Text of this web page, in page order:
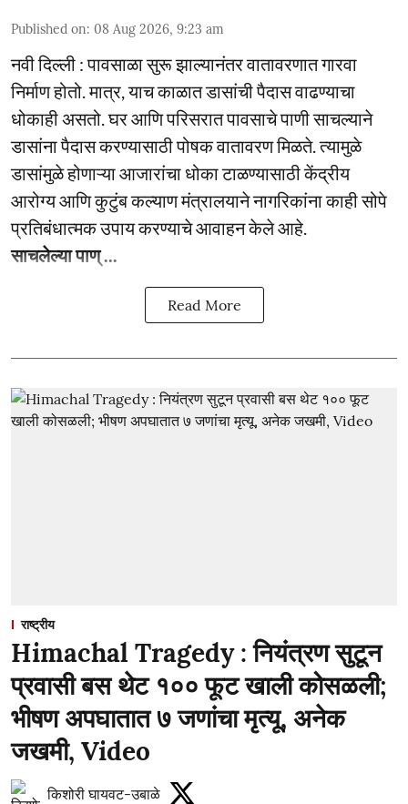
Published on: 08 Aug 2026, 9:23 am
नवी दिल्ली : पावसाळा सुरू झाल्यानंतर वातावरणात गारवा
निर्माण होतो. मात्र, याच काळात डासांची पैदास वाढण्याचा
धोकाही असतो. घर आणि परिसरात पावसाचे पाणी साचल्याने
डासांना पैदास करण्यासाठी पोषक वातावरण मिळते. त्यामुळे
डासांमुळे होणाऱ्या आजारांचा धोका टाळण्यासाठी केंद्रीय
आरोग्य आणि कुटुंब कल्याण मंत्रालयाने नागरिकांना काही सोपे
प्रतिबंधात्मक उपाय करण्याचे आवाहन केले आहे.
साचलेल्या पाण् ...
Read More
राष्ट्रीय
Himachal Tragedy : नियंत्रण सुटून
प्रवासी बस थेट १०० फूट खाली कोसळली;
भीषण अपघातात ७ जणांचा मृत्यू, अनेक
जखमी, Video
किशोरी घायवट-उबाळे